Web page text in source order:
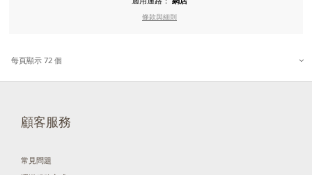
條款與細則
每頁顯示 72 個
顧客服務
常見問題